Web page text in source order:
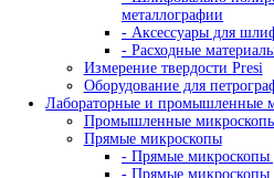
Анализ химического состава
Анализаторы
Портативные
- Анализаторы
- Анализаторы
- Анализаторы
- Портативные
-